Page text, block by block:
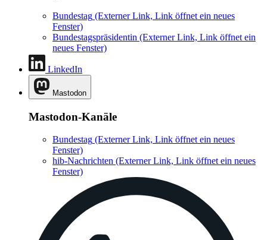
Bundestag (Externer Link, Link öffnet ein neues
Fenster)
Bundestagspräsidentin (Externer Link, Link öffnet ein
neues Fenster)
LinkedIn
Mastodon
Mastodon-Kanäle
Bundestag (Externer Link, Link öffnet ein neues
Fenster)
hib-Nachrichten (Externer Link, Link öffnet ein neues
Fenster)